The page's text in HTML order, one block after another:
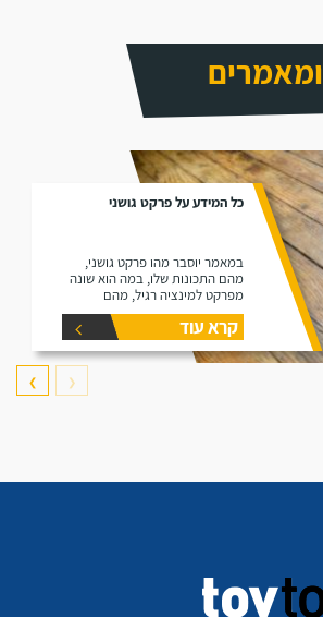
ומאמרים
כל המידע על פרקט גושני
במאמר יוסבר מהו פרקט גושני,
מהם התכונות שלו, במה הוא שונה
מפרקט למינציה רגיל, מהם
היתרונות שלו ומהם החסרונות שלו.
קרא עוד
❮
❯